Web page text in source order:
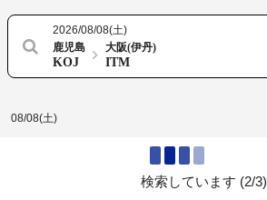
2026/08/08(土)
鹿児島
KOJ
大阪(伊丹)
ITM
08/08(土)
検索しています (2/3)